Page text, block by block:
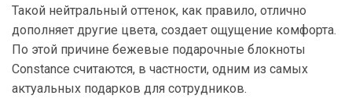
Такой нейтральный оттенок, как правило, отлично
дополняет другие цвета, создает ощущение комфорта.
По этой причине бежевые подарочные блокноты
Constance считаются, в частности, одним из самых
актуальных подарков для сотрудников.